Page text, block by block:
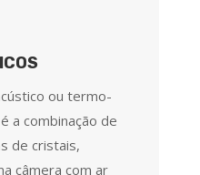
ou termo-
a combinação de
de cristais,
câmera com ar